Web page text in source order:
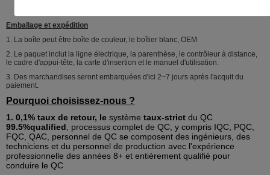
Emballage et expédition
1. La boîte peut être boîte de couleur, le boîtier blanc, OEM
2. Le paquet inclut la ligne électrique, la parenthèse, le contrôleur à distance,
le cadre d'appui-tête, la carte d'insertion et le manuel d'utilisation.
3. Des marchandises seront embarquées d'ici 2~7 jours après l'acquit du
paiement.
Pourquoi choisissez-nous ?
1. 0,1% taux de retour, le système taux-strict du QC
99.5%qualified , processus complet de QC, y compris IQC, PQC,
FQC, QAC, personnel de QC se composent des ingénieurs, des
techniciens et du personnel de production avec l'expérience
professionnelle des années 8+ et entièrement qualifié pour
conduire le QC